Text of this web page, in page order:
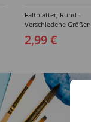
Faltblätter, Rund -
Verschiedene Größen
2,99 €